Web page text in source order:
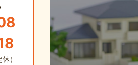
）